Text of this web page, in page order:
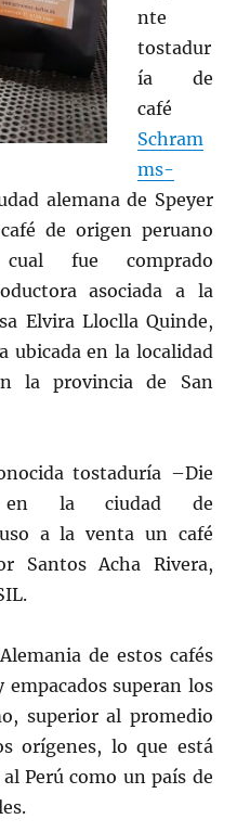
nte
tostadur
ía de
café
Schram
ms-
alemana de Speyer
de origen peruano
fue comprado
asociada a la
Elvira Lloclla Quinde,
ubicada en la localidad
la provincia de San
tostaduría –Die
en la ciudad de
a la venta un café
Santos Acha Rivera,
de estos cafés
superan los
superior al promedio
orígenes, lo que está
Perú como un país de